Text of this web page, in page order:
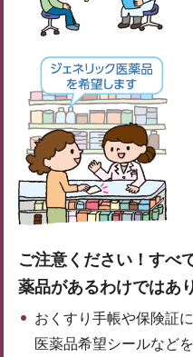
ご注意ください！すべ
薬品があるわけではあ
おくすり手帳や保険証
医薬品希望シールなど